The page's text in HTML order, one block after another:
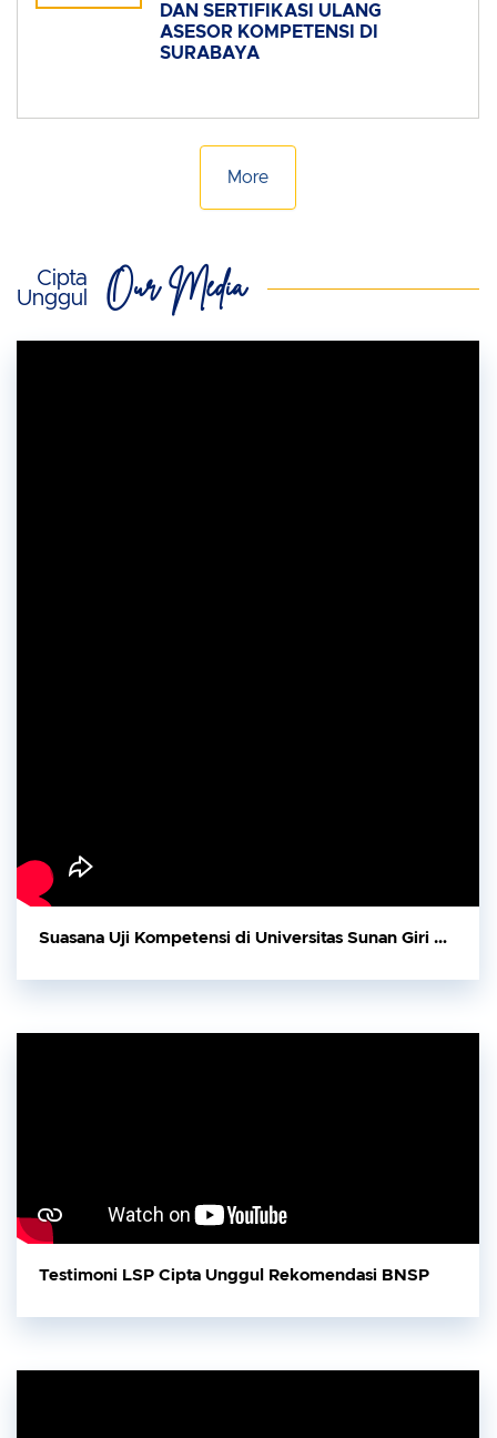
DAN SERTIFIKASI ULANG
ASESOR KOMPETENSI DI
SURABAYA
More
Cipta
Unggul
Our Media
Suasana Uji Kompetensi di Universitas Sunan Giri Surabaya
Testimoni LSP Cipta Unggul Rekomendasi BNSP